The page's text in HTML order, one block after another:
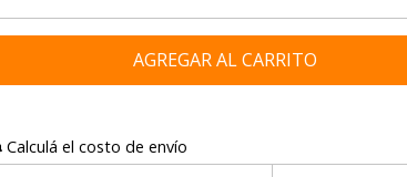
AGREGAR AL CARRITO
Calculá el costo de envío